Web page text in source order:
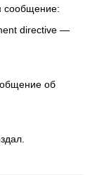
сообщение:
directive —
об